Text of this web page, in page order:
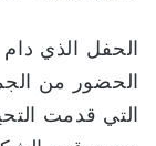
الحفل الذي
الحضور من
التي قدمت